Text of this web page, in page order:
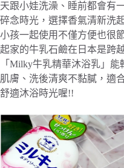
天跟小娃洗澡、睡前都會有
碎念時光，選擇香氣清新洗
小孩一起使用不僅方便也很
起家的牛乳石鹼在日本是跨
「Milky牛乳精華沐浴乳」
肌膚、洗後清爽不黏膩，適
舒適沐浴時光喔!!